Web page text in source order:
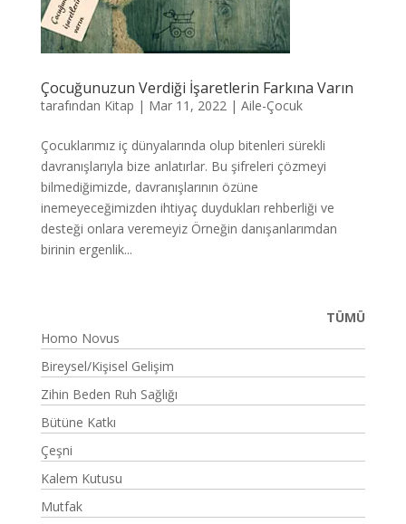
Çocuğunuzun Verdiği İşaretlerin Farkına Varın
tarafından Kitap | Mar 11, 2022| Aile-Çocuk
Çocuklarımız iç dünyalarında olup bitenleri sürekli
davranışlarıyla bize anlatırlar. Bu şifreleri çözmeyi
bilmediğimizde, davranışlarının özüne
inemeyeceğimizden ihtiyaç duydukları rehberliği ve
desteği onlara veremeyiz Örneğin danışanlarımdan
birinin ergenlik...
TÜMÜ
Homo Novus
Bireysel/Kişisel Gelişim
Zihin Beden Ruh Sağlığı
Bütüne Katkı
Çeşni
Kalem Kutusu
Mutfak